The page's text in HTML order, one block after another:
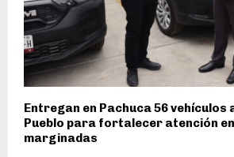
Entregan en Pachuca 56 vehículos
Pueblo para fortalecer atención
marginadas